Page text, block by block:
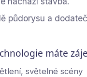
půdorysu a
máte
světelné scény